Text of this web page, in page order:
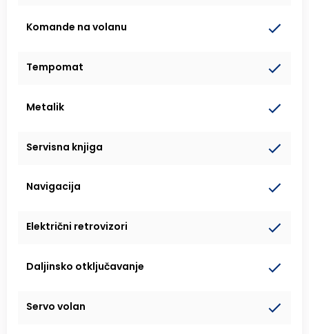
Komande na volanu
Tempomat
Metalik
Servisna knjiga
Navigacija
Električni retrovizori
Daljinsko otključavanje
Servo volan